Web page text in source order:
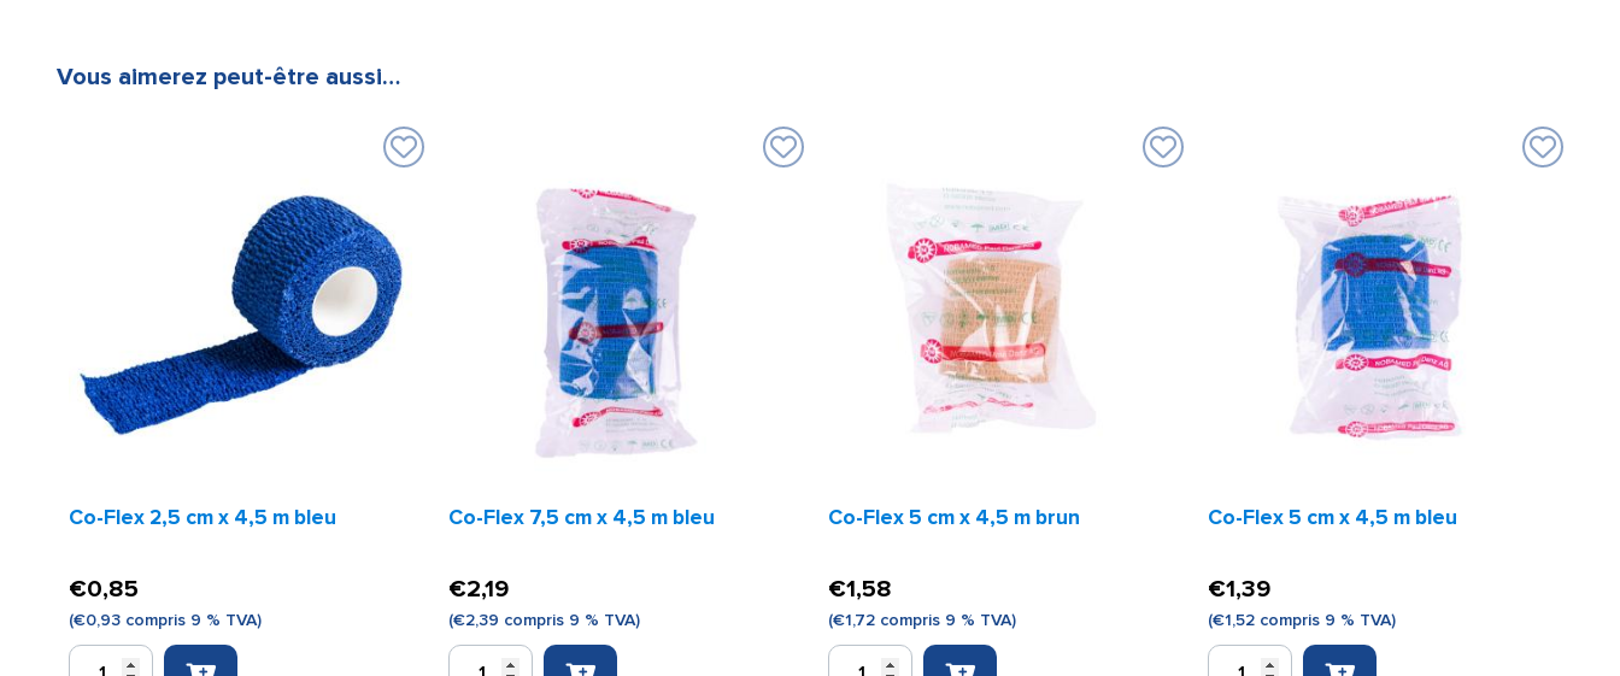
Vous aimerez peut-être aussi…
Co-Flex 2,5 cm x 4,5 m bleu
€0,85
(€0,93 compris 9 % TVA)
quantité
Co-Flex 7,5 cm x 4,5 m bleu
€2,19
(€2,39 compris 9 % TVA)
quantité
Co-Flex 5 cm x 4,5 m brun
€1,58
(€1,72 compris 9 % TVA)
quantité
Co-Flex 5 cm x 4,5 m bleu
€1,39
(€1,52 compris 9 % TVA)
quantité